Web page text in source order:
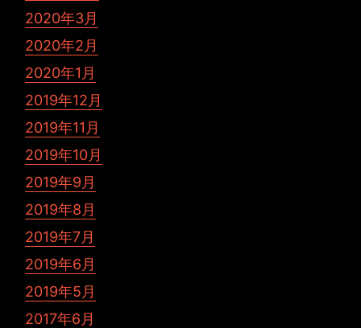
2020年3月
2020年2月
2020年1月
2019年12月
2019年11月
2019年10月
2019年9月
2019年8月
2019年7月
2019年6月
2019年5月
2017年6月